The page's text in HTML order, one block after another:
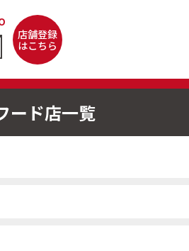
店舗登録
はこちら
ード店一覧